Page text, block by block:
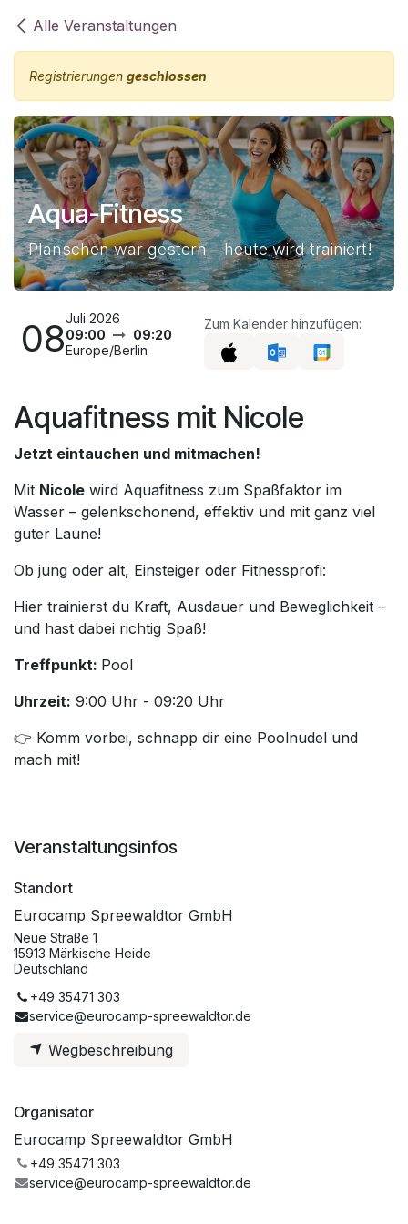
Alle Veranstaltungen
Registrierungen geschlossen
Aqua-Fitness
Planschen war gestern – heute wird trainiert!
08Juli 2026
09:00
09:20
Europe/Berlin
Zum Kalender hinzufügen:
Aquafitness mit Nicole
Jetzt eintauchen und mitmachen!
Mit Nicole wird Aquafitness zum Spaßfaktor im
Wasser – gelenkschonend, effektiv und mit ganz viel
guter Laune!
Ob jung oder alt, Einsteiger oder Fitnessprofi:
Hier trainierst du Kraft, Ausdauer und Beweglichkeit –
und hast dabei richtig Spaß!
Treffpunkt: Pool
Uhrzeit: 9:00 Uhr - 09:20 Uhr
👉 Komm vorbei, schnapp dir eine Poolnudel und
mach mit!
Veranstaltungsinfos
Standort
Eurocamp Spreewaldtor GmbH
Neue Straße 1
15913 Märkische Heide
Deutschland
+49 35471 303
service@eurocamp-spreewaldtor.de
Wegbeschreibung
Organisator
Eurocamp Spreewaldtor GmbH
+49 35471 303
service@eurocamp-spreewaldtor.de